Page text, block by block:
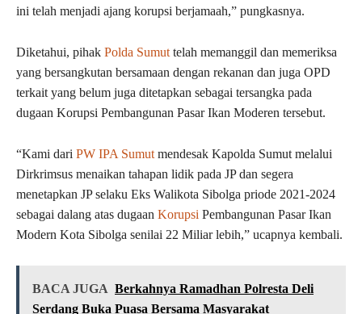
ini telah menjadi ajang korupsi berjamaah,” pungkasnya.
Diketahui, pihak Polda Sumut telah memanggil dan memeriksa
yang bersangkutan bersamaan dengan rekanan dan juga OPD
terkait yang belum juga ditetapkan sebagai tersangka pada
dugaan Korupsi Pembangunan Pasar Ikan Moderen tersebut.
“Kami dari PW IPA Sumut mendesak Kapolda Sumut melalui
Dirkrimsus menaikan tahapan lidik pada JP dan segera
menetapkan JP selaku Eks Walikota Sibolga priode 2021-2024
sebagai dalang atas dugaan Korupsi Pembangunan Pasar Ikan
Modern Kota Sibolga senilai 22 Miliar lebih,” ucapnya kembali.
BACA JUGA Berkahnya Ramadhan Polresta Deli
Serdang Buka Puasa Bersama Masyarakat